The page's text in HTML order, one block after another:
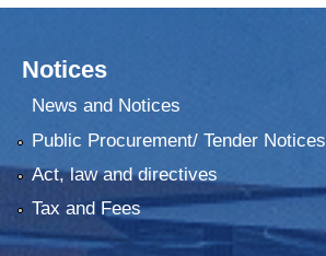
Notices
News and Notices
Public Procurement/ Tender Notices
Act, law and directives
Tax and Fees